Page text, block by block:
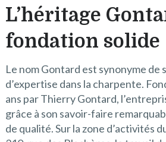
L’héritage
fondation solide
Le nom Gontard est synonyme de
d’expertise dans la charpente.
ans par Thierry Gontard,
grâce à son savoir-faire
de qualité. Sur la zone d’activités